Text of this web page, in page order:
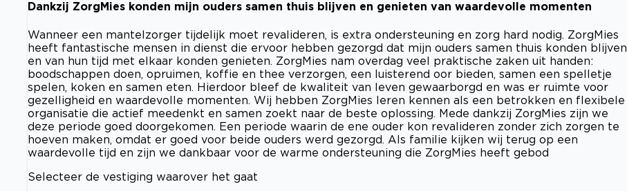
Dankzij ZorgMies konden mijn ouders samen thuis blijven en genieten van waardevolle momenten
Wanneer een mantelzorger tijdelijk moet revalideren, is extra ondersteuning en zorg hard nodig. ZorgMies
heeft fantastische mensen in dienst die ervoor hebben gezorgd dat mijn ouders samen thuis konden blijven
en van hun tijd met elkaar konden genieten. ZorgMies nam overdag veel praktische zaken uit handen:
boodschappen doen, opruimen, koffie en thee verzorgen, een luisterend oor bieden, samen een spelletje
spelen, koken en samen eten. Hierdoor bleef de kwaliteit van leven gewaarborgd en was er ruimte voor
gezelligheid en waardevolle momenten. Wij hebben ZorgMies leren kennen als een betrokken en flexibele
organisatie die actief meedenkt en samen zoekt naar de beste oplossing. Mede dankzij ZorgMies zijn we
deze periode goed doorgekomen. Een periode waarin de ene ouder kon revalideren zonder zich zorgen te
hoeven maken, omdat er goed voor beide ouders werd gezorgd. Als familie kijken wij terug op een
waardevolle tijd en zijn we dankbaar voor de warme ondersteuning die ZorgMies heeft gebod
Selecteer de vestiging waarover het gaat